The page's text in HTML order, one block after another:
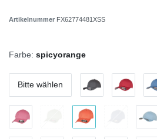
Artikelnummer FX62774481XSS
Farbe: spicyorange
Bitte wählen